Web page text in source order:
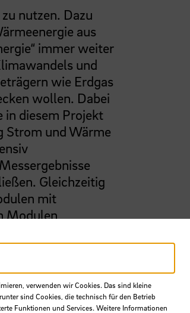
nutzen. Dazu
aus
immer weiter
und
wie Erdgas
wollen. Dabei
in diesem Projekt
Strom und Wärme
Gleichzeitig
mit
Modulen
nun um zwei
elektrische
den
zu kühlen, um
in
verwenden wir Cookies. Das sind kleine
sind Cookies, die technisch für den Betrieb
Funktionen und Services. Weitere Informationen